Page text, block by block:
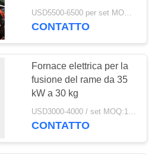
di
96
USD5500-6500 per set MOQ:1 insieme
CONTATTO
Fornace elettrica per la
fusione del rame da 35
kW a 30 kg
USD3000-4000 / set MOQ:1 insieme
CONTATTO